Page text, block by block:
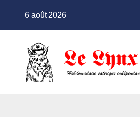
6 août 2026